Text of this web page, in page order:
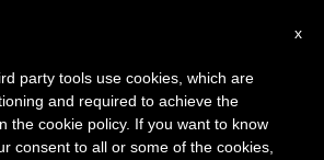
x
party tools use cookies, which are
and required to achieve the
the cookie policy. If you want to know
consent to all or some of the cookies,